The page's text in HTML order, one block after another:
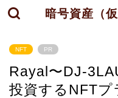
暗号資産（
NFT PR
Rayal〜DJ-
投資するNFTプ